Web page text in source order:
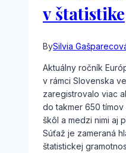
v štatistike
BySilvia
Aktuálny ročník
v rámci Slovenska
zaregistrovalo viac
do takmer 650
škôl a medzi nimi aj
Súťaž je zameraná
štatistickej